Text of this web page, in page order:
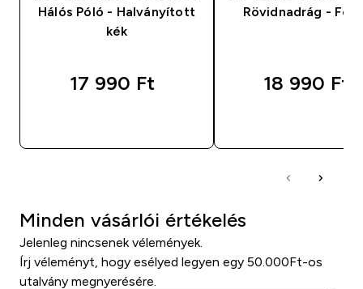
Hálós Póló - Halványított
kék
17 990 Ft‎
Rövidnadrág -
18 990 Ft‎
Minden vásárlói értékelés
Jelenleg nincsenek vélemények.
Írj véleményt, hogy esélyed legyen egy 50.000Ft-os
utalvány megnyerésére.